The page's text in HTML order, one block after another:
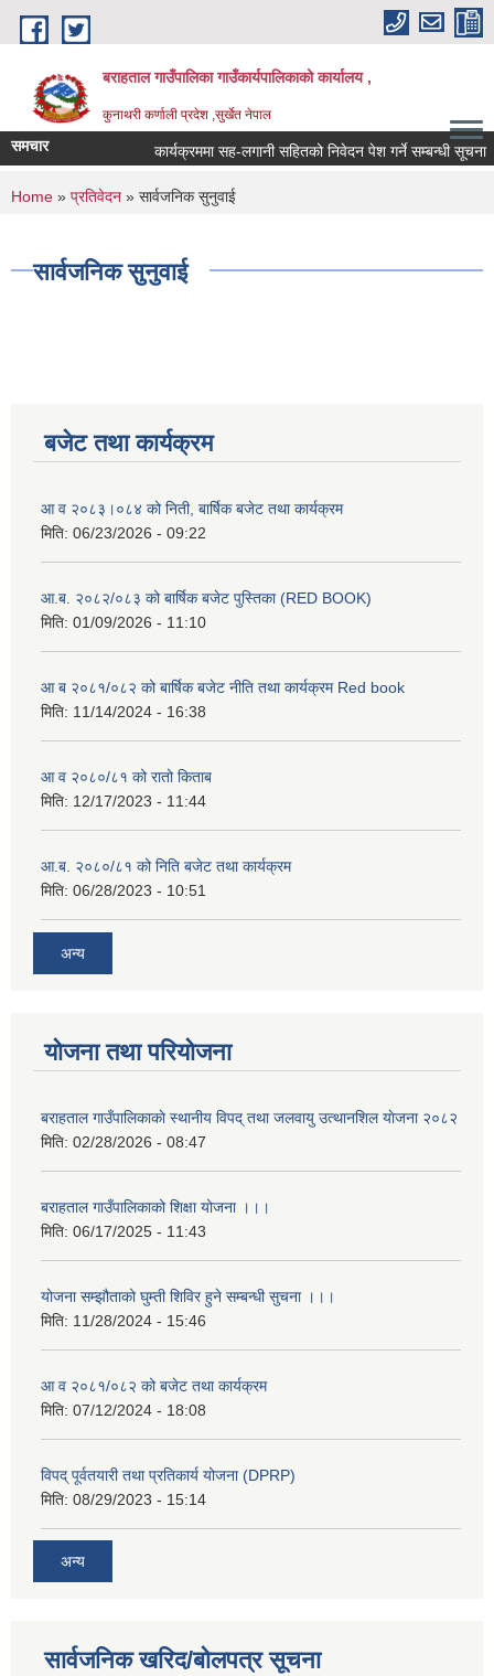
Skip to main content
बराहताल गाउँपालिका गाउँकार्यपालिकाको कार्यालय ,
कुनाथरी कर्णाली प्रदेश ,सुर्खेत नेपाल
समचार कार्यक्रममा सह-लगानी सहितको निवेदन पेश गर्ने सम्बन्धी सूचना
You are here
Home » प्रतिवेदन » सार्वजनिक सुनुवाई
सार्वजनिक सुनुवाई
बजेट तथा कार्यक्रम
आ व २०८३।०८४ को निती, बार्षिक बजेट तथा कार्यक्रम
मिति: 06/23/2026 - 09:22
आ.ब. २०८२/०८३ को बार्षिक बजेट पुस्तिका (RED BOOK)
मिति: 01/09/2026 - 11:10
आ ब २०८१/०८२ को बार्षिक बजेट नीति तथा कार्यक्रम Red book
मिति: 11/14/2024 - 16:38
आ व २०८०/८१ को रातो किताब
मिति: 12/17/2023 - 11:44
आ.ब. २०८०/८१ को निति बजेट तथा कार्यक्रम
मिति: 06/28/2023 - 10:51
अन्य
योजना तथा परियोजना
बराहताल गाउँपालिकाकाे स्थानीय विपद् तथा जलवायु उत्थानशिल याेजना २०८२
मिति: 02/28/2026 - 08:47
बराहताल गाउँपालिकाको शिक्षा योजना ।।।
मिति: 06/17/2025 - 11:43
योजना सम्झौताको घुम्ती शिविर हुने सम्बन्धी सुचना ।।।
मिति: 11/28/2024 - 15:46
आ व २०८१/०८२ को बजेट तथा कार्यक्रम
मिति: 07/12/2024 - 18:08
विपद् पूर्वतयारी तथा प्रतिकार्य योजना (DPRP)
मिति: 08/29/2023 - 15:14
अन्य
सार्वजनिक खरिद/बोलपत्र सूचना